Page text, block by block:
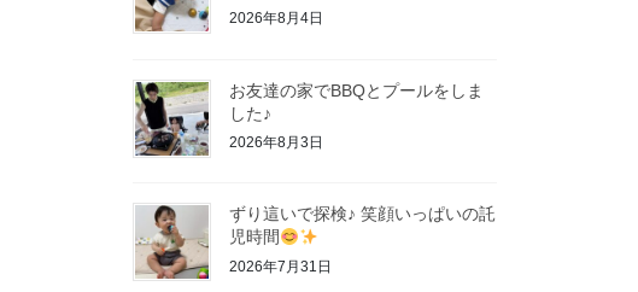
2026年8月4日
お友達の家でBBQとプールをしま
した♪
2026年8月3日
ずり這いで探検♪ 笑顔いっぱいの託
児時間
2026年7月31日